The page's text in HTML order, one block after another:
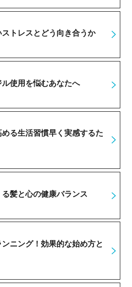
ストレスとどう向き合うか
使用を悩むあなたへ
める生活習慣早く実感するた
髪と心の健康バランス
ニング！効果的な始め方と